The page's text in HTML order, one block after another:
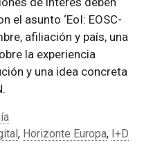
el asunto ‘EoI: EOSC-
afiliación y país, una
la experiencia
y una idea concreta
, Horizonte Europa, I+D